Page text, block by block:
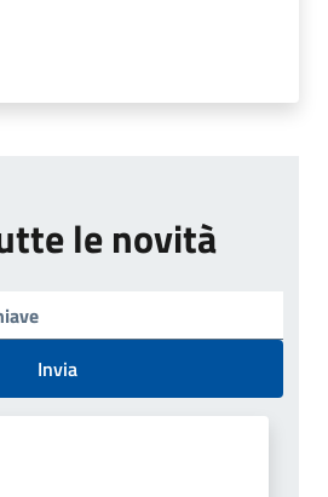
le novità
Invia